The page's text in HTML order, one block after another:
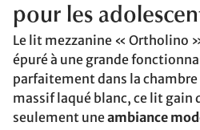
pour les
Le lit mezzanine « Ortholino
épuré à une grande
parfaitement dans la chambre
massif laqué blanc, ce lit gain
seulement uneambiance